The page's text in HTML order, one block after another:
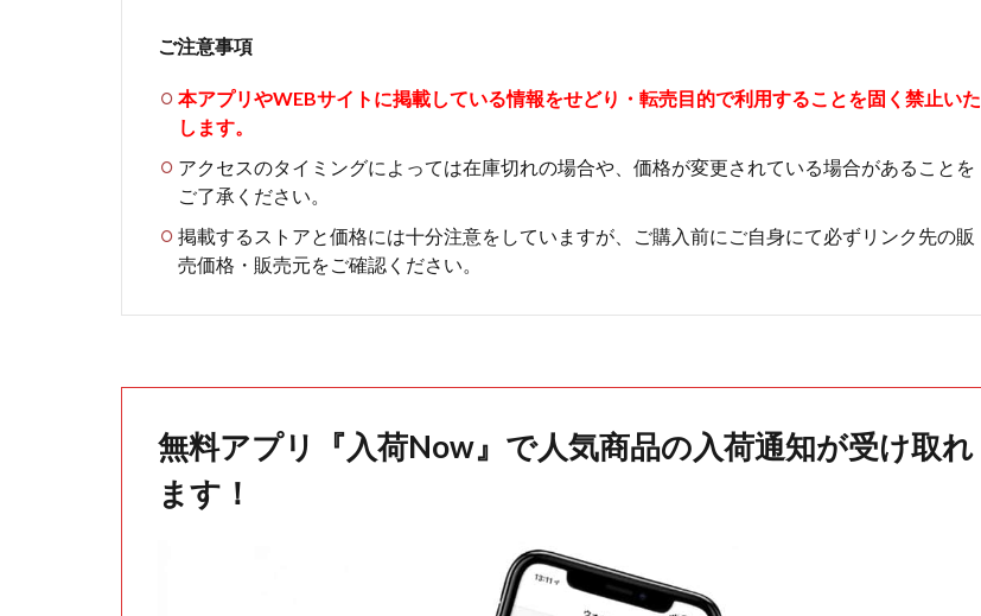
ご注意事項
本アプリやWEBサイトに掲載している情報をせどり・転売目的で利用することを固く禁止いた
します。
アクセスのタイミングによっては在庫切れの場合や、価格が変更されている場合があることを
ご了承ください。
掲載するストアと価格には十分注意をしていますが、ご購入前にご自身にて必ずリンク先の販
売価格・販売元をご確認ください。
無料アプリ『入荷Now』で人気商品の入荷通知が受け取れ
ます！